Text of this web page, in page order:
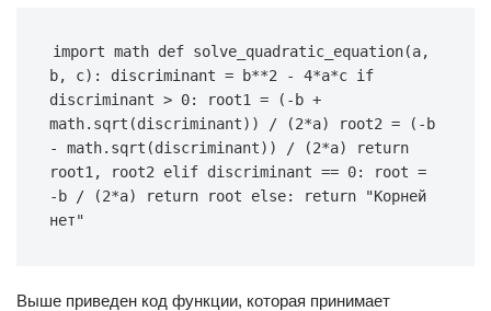
import math def solve_quadratic_equation(a,
b, c): discriminant = b**2 - 4*a*c if
discriminant > 0: root1 = (-b +
math.sqrt(discriminant)) / (2*a) root2 = (-b
- math.sqrt(discriminant)) / (2*a) return
root1, root2 elif discriminant == 0: root =
-b / (2*a) return root else: return "Корней
нет"
Выше приведен код функции, которая принимает